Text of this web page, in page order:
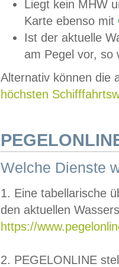
Liegt kein MHW
Karte ebenso mit
Ist der aktuelle
am Pegel vor,
Alternativ können die
höchsten
Welche Dienste
1. Eine tabellarische
den aktuellen
https://
2. PEGELONLINE